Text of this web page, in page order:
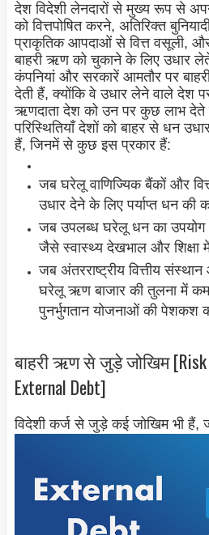
देश विदेशी लेनदारों से मुख्य रूप से
को वित्तपोषित करने, अतिरिक्त
प्राकृतिक आपदाओं से वित्त वसूली,
बाहरी ऋण को चुकाने के लिए उधार
कंपनियां और सरकारें आमतौर पर
देती हैं, क्योंकि वे उधार लेने वाले देश
ऋणदाता देश को उन पर कुछ लाभ देते
परिस्थितियाँ देशों को बाहर से धन
हैं, जिनमें से कुछ इस प्रकार हैं:
जब घरेलू वाणिज्यिक बैंकों और
उधार देने के लिए पर्याप्त धन की
जब उपलब्ध घरेलू धन का उपयोग
जैसे स्वास्थ्य देखभाल और शिक्षा में
जब अंतरराष्ट्रीय वित्तीय
घरेलू ऋण बाजार की तुलना में
पुनर्भुगतान योजनाओं की पेशकश
बाहरी ऋण से जुड़े जोखिम [Risk
External Debt]
विदेशी कर्ज से जुड़े कई जोखिम भी हैं,